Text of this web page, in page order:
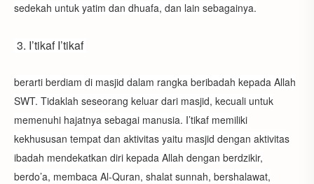
sedekah untuk yatim dan dhuafa, dan lain sebagainya.
3. I’tikaf I’tikaf
berarti berdiam di masjid dalam rangka beribadah kepada Allah
SWT. Tidaklah seseorang keluar dari masjid, kecuali untuk
memenuhi hajatnya sebagai manusia. I’tikaf memiliki
kekhususan tempat dan aktivitas yaitu masjid dengan aktivitas
ibadah mendekatkan diri kepada Allah dengan berdzikir,
berdo’a, membaca Al-Quran, shalat sunnah, bershalawat,